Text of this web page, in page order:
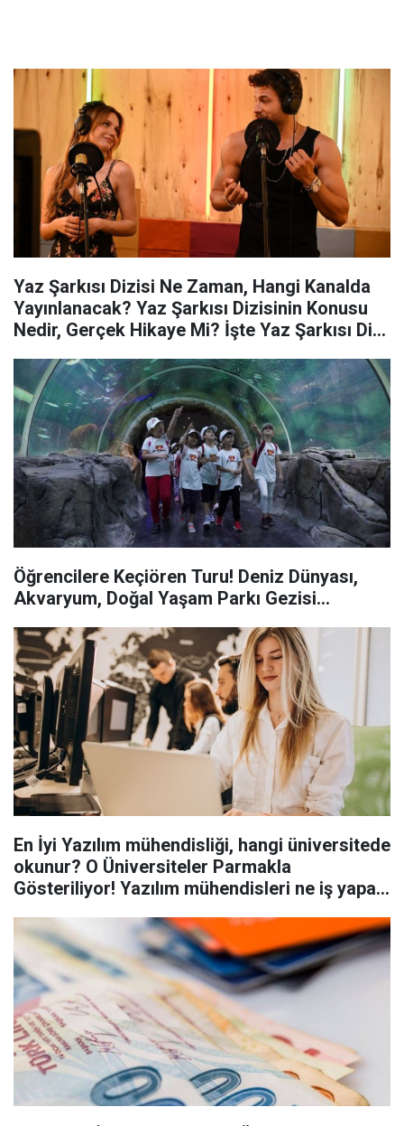
Yaz Şarkısı Dizisi Ne Zaman, Hangi Kanalda
Yayınlanacak? Yaz Şarkısı Dizisinin Konusu
Nedir, Gerçek Hikaye Mi? İşte Yaz Şarkısı Dizi
Öğrencilere Keçiören Turu! Deniz Dünyası,
Akvaryum, Doğal Yaşam Parkı Gezisi...
En İyi Yazılım mühendisliği, hangi üniversitede
okunur? O Üniversiteler Parmakla
Gösteriliyor! Yazılım mühendisleri ne iş yapar,